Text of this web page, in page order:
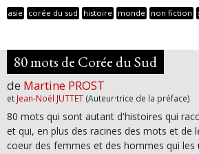
asie corée du sud histoire monde non fiction
80 mots de Corée du Sud
de Martine PROST
et Jean-Noël JUTTET (Auteur·trice de la préface)
80 mots qui sont autant d'histoires qui
et qui, en plus des racines des mots et de
coeur des femmes et des hommes qui les